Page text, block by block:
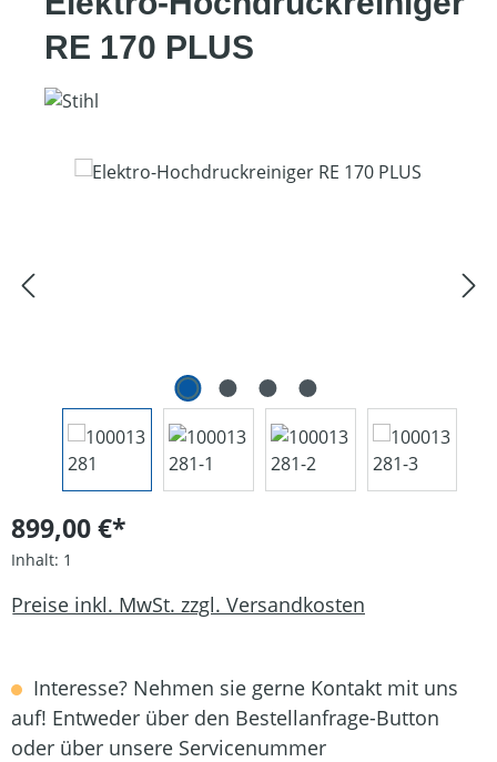
RE 170 PLUS
Bildergalerie überspringen
899,00 €*
Inhalt: 1
Preise inkl. MwSt. zzgl. Versandkosten
Interesse? Nehmen sie gerne Kontakt mit uns
auf! Entweder über den Bestellanfrage-Button
oder über unsere Servicenummer